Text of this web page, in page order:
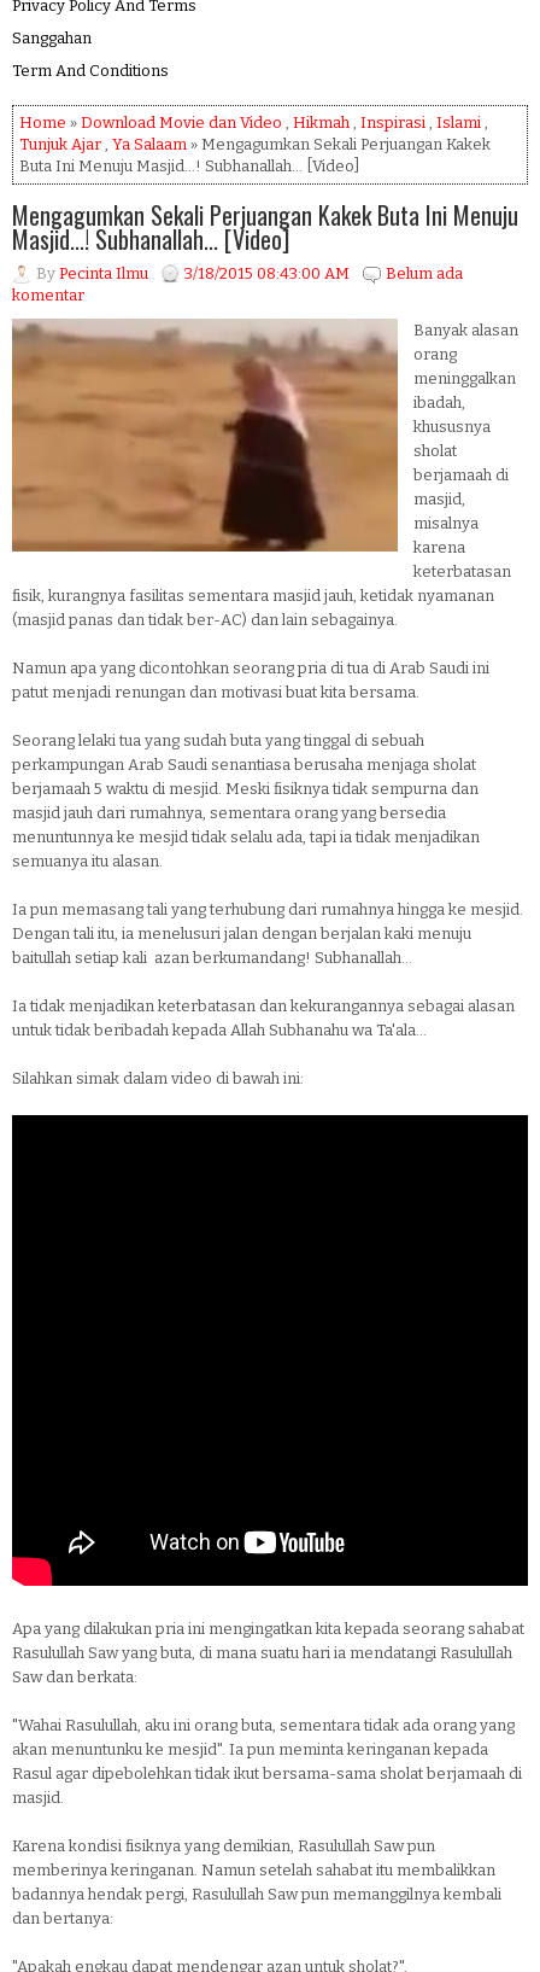
Privacy Policy And Terms
Sanggahan
Term And Conditions
Home » Download Movie dan Video , Hikmah , Inspirasi , Islami ,
Tunjuk Ajar , Ya Salaam » Mengagumkan Sekali Perjuangan Kakek
Buta Ini Menuju Masjid...! Subhanallah... [Video]
Mengagumkan Sekali Perjuangan Kakek Buta Ini Menuju
Masjid...! Subhanallah... [Video]
By Pecinta Ilmu 3/18/2015 08:43:00 AM
Belum ada
komentar
Banyak alasan
orang
meninggalkan
ibadah,
khususnya
sholat
berjamaah di
masjid,
misalnya
karena
keterbatasan
fisik, kurangnya fasilitas sementara masjid jauh, ketidak nyamanan
(masjid panas dan tidak ber-AC) dan lain sebagainya.
Namun apa yang dicontohkan seorang pria di tua di Arab Saudi ini
patut menjadi renungan dan motivasi buat kita bersama.
Seorang lelaki tua yang sudah buta yang tinggal di sebuah
perkampungan Arab Saudi senantiasa berusaha menjaga sholat
berjamaah 5 waktu di mesjid. Meski fisiknya tidak sempurna dan
masjid jauh dari rumahnya, sementara orang yang bersedia
menuntunnya ke mesjid tidak selalu ada, tapi ia tidak menjadikan
semuanya itu alasan.
Ia pun memasang tali yang terhubung dari rumahnya hingga ke mesjid.
Dengan tali itu, ia menelusuri jalan dengan berjalan kaki menuju
baitullah setiap kali azan berkumandang! Subhanallah...
Ia tidak menjadikan keterbatasan dan kekurangannya sebagai alasan
untuk tidak beribadah kepada Allah Subhanahu wa Ta'ala...
Silahkan simak dalam video di bawah ini:
Apa yang dilakukan pria ini mengingatkan kita kepada seorang sahabat
Rasulullah Saw yang buta, di mana suatu hari ia mendatangi Rasulullah
Saw dan berkata:
"Wahai Rasulullah, aku ini orang buta, sementara tidak ada orang yang
akan menuntunku ke mesjid". Ia pun meminta keringanan kepada
Rasul agar dipebolehkan tidak ikut bersama-sama sholat berjamaah di
masjid.
Karena kondisi fisiknya yang demikian, Rasulullah Saw pun
memberinya keringanan. Namun setelah sahabat itu membalikkan
badannya hendak pergi, Rasulullah Saw pun memanggilnya kembali
dan bertanya:
"Apakah engkau dapat mendengar azan untuk sholat?".